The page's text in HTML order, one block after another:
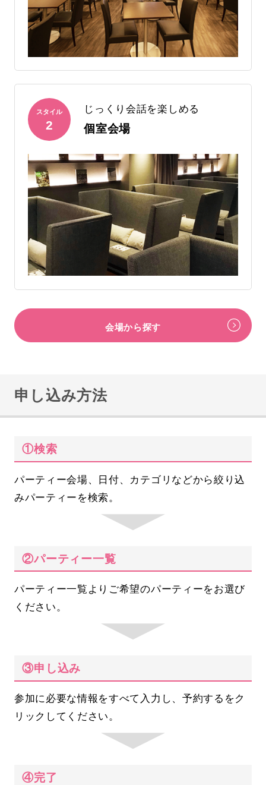
スタイル
2
じっくり会話を楽しめる
個室会場
会場から探す
申し込み方法
①検索
パーティー会場、日付、カテゴリなどから絞り込
みパーティーを検索。
②パーティー一覧
パーティー一覧よりご希望のパーティーをお選び
ください。
③申し込み
参加に必要な情報をすべて入力し、予約するをク
リックしてください。
④完了